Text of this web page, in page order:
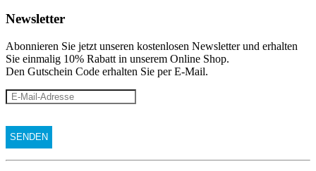
Newsletter
Abonnieren Sie jetzt unseren kostenlosen Newsletter und erhalten
Sie einmalig 10% Rabatt in unserem Online Shop.
Den Gutschein Code erhalten Sie per E-Mail.